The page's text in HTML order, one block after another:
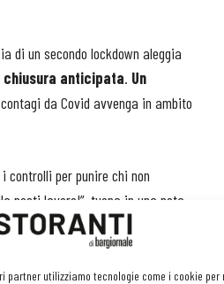
partner utilizziamo tecnologie come i cookie per
di un secondo lockdown aleggia
chiusura anticipata. Un
da Covid avvenga in ambito
controlli per punire chi non
posti lavoro!”, tuona in una nota
dei pubblici esercizi, dagli